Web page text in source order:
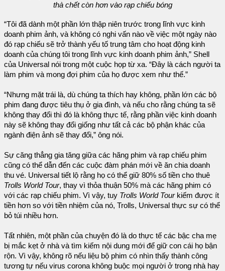
thà chết còn hơn vào rạp chiếu bóng
“Tôi đã dành một phần lớn thập niên trước trong lĩnh vực kinh
doanh phim ảnh, và không có nghi vấn nào về việc một ngày nào
đó rạp chiếu sẽ trở thành yếu tố trung tâm cho hoạt động kinh
doanh của chúng tôi trong lĩnh vực kinh doanh phim ảnh,” Shell
của Universal nói trong một cuộc họp từ xa. “Đây là cách người ta
làm phim và mong đợi phim của họ được xem như thế.”
“Nhưng mặt trái là, dù chúng ta thích hay không, phần lớn các bộ
phim đang được tiêu thụ ở gia đình, và nếu cho rằng chúng ta sẽ
không thay đổi thì đó là không thực tế, rằng phần việc kinh doanh
này sẽ không thay đổi giống như tất cả các bộ phận khác của
ngành điện ảnh sẽ thay đổi,” ông nói.
Sự căng thẳng gia tăng giữa các hãng phim và rạp chiếu phim
cũng có thể dẫn đến các cuộc đàm phán mới về ăn chia doanh
thu vé. Universal tiết lộ rằng họ có thể giữ 80% số tiền cho thuê
Trolls World Tour, thay vì thỏa thuận 50% mà các hãng phim có
với các rạp chiếu phim. Vì vậy, tuy Trolls World Tourkiếm được ít
tiền hơn so với tiền nhiệm của nó, Trolls, Universal thực sự có thể
bỏ túi nhiều hơn.
Tất nhiên, một phần của chuyện đó là do thực tế các bậc cha mẹ
bị mắc kẹt ở nhà và tìm kiếm nội dung mới để giữ con cái họ bận
rộn. Vì vậy, không rõ nếu liệu bộ phim có nhìn thấy thành công
tương tự nếu virus corona không buộc mọi người ở trong nhà hay